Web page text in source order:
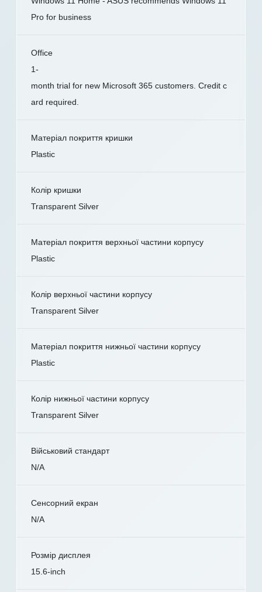
Pro for business
Office
1-
month trial for new Microsoft 365 customers. Credit c
ard required.
Матеріал покриття кришки
Plastic
Колір кришки
Transparent Silver
Матеріал покриття верхньої частини корпусу
Plastic
Колір верхньої частини корпусу
Transparent Silver
Матеріал покриття нижньої частини корпусу
Plastic
Колір нижньої частини корпусу
Transparent Silver
Військовий стандарт
N/A
Сенсорний екран
N/A
Розмір дисплея
15.6-inch